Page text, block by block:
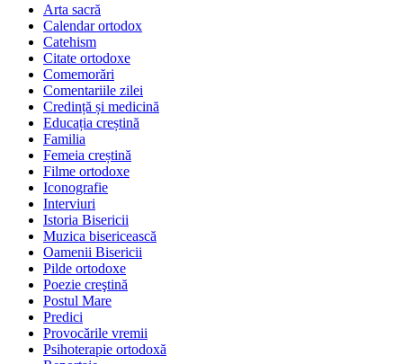
Arta sacră
Calendar ortodox
Catehism
Citate ortodoxe
Comemorări
Comentariile zilei
Credință și medicină
Educația creștină
Familia
Femeia creștină
Filme ortodoxe
Iconografie
Interviuri
Istoria Bisericii
Muzica bisericească
Oamenii Bisericii
Pilde ortodoxe
Poezie creştină
Postul Mare
Predici
Provocările vremii
Psihoterapie ortodoxă